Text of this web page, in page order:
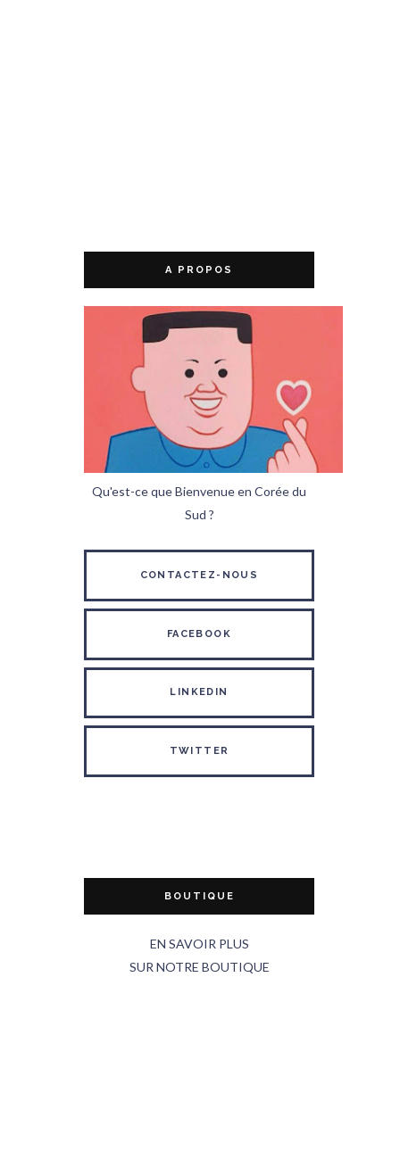
A PROPOS
Qu'est-ce que Bienvenue en Corée du
Sud ?
CONTACTEZ-NOUS
FACEBOOK
LINKEDIN
TWITTER
BOUTIQUE
EN SAVOIR PLUS
SUR NOTRE BOUTIQUE